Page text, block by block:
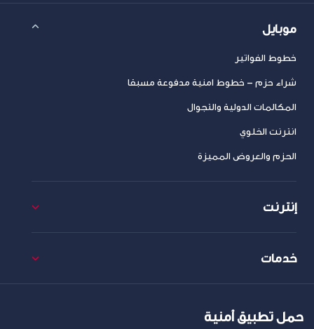
موبايل
خطوط الفواتير
شراء حزم – خطوط امنية مدفوعة مسبقا
المكالمات الدولية والتجوال
انترنت الخلوي
الحزم والعروض المميزة
إنترنت
خدمات
حمل تطبيق أمنية